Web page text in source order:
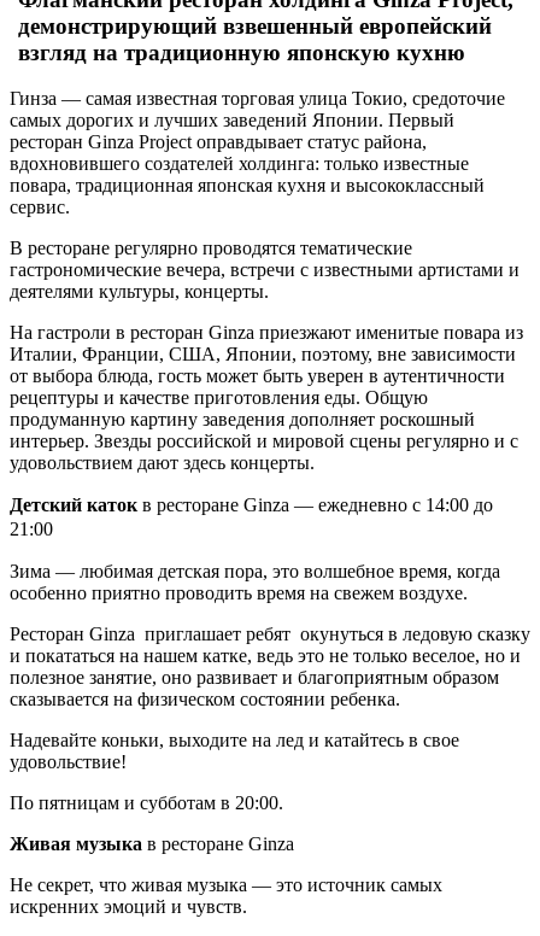
демонстрирующий взвешенный европейский
взгляд на традиционную японскую кухню
Гинза — самая известная торговая улица Токио, средоточие
самых дорогих и лучших заведений Японии. Первый
ресторан Ginza Project оправдывает статус района,
вдохновившего создателей холдинга: только известные
повара, традиционная японская кухня и высококлассный
сервис.
В ресторане регулярно проводятся тематические
гастрономические вечера, встречи с известными артистами и
деятелями культуры, концерты.
На гастроли в ресторан Ginza приезжают именитые повара из
Италии, Франции, США, Японии, поэтому, вне зависимости
от выбора блюда, гость может быть уверен в аутентичности
рецептуры и качестве приготовления еды. Общую
продуманную картину заведения дополняет роскошный
интерьер. Звезды российской и мировой сцены регулярно и с
удовольствием дают здесь концерты.
Детский каток в ресторане Ginza — ежедневно с 14:00 до
21:00
Зима — любимая детская пора, это волшебное время, когда
особенно приятно проводить время на свежем воздухе.
Ресторан Ginza приглашает ребят окунуться в ледовую сказку
и покататься на нашем катке, ведь это не только веселое, но и
полезное занятие, оно развивает и благоприятным образом
сказывается на физическом состоянии ребенка.
Надевайте коньки, выходите на лед и катайтесь в свое
удовольствие!
По пятницам и субботам в 20:00.
Живая музыка в ресторане Ginza
Не секрет, что живая музыка — это источник самых
искренних эмоций и чувств.